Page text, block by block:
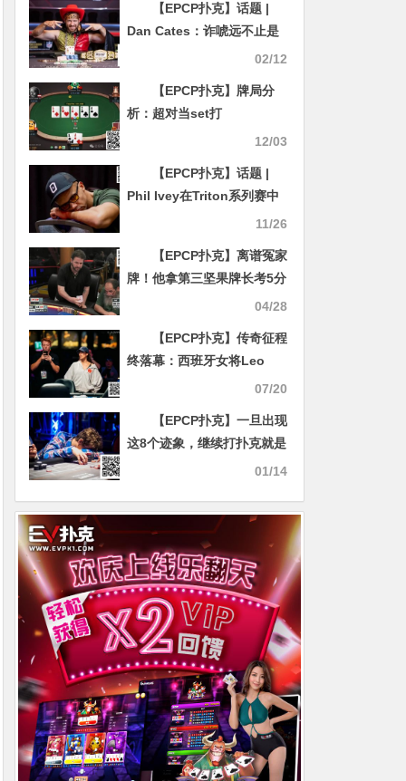
【EPCP扑克】话题 |
Dan Cates：诈唬远不止是
02/12
【EPCP扑克】牌局分
析：超对当set打
12/03
【EPCP扑克】话题 |
Phil Ivey在Triton系列赛中
对Chidwick做了世界级的弃
11/26
【EPCP扑克】离谱冤家
牌！他拿第三坚果牌长考5分
钟不愿意跟注，秀牌后一桌
04/28
【EPCP扑克】传奇征程
终落幕：西班牙女将Leo
Margets创历史止步WSOP
07/20
【EPCP扑克】一旦出现
这8个迹象，继续打扑克就是
01/14